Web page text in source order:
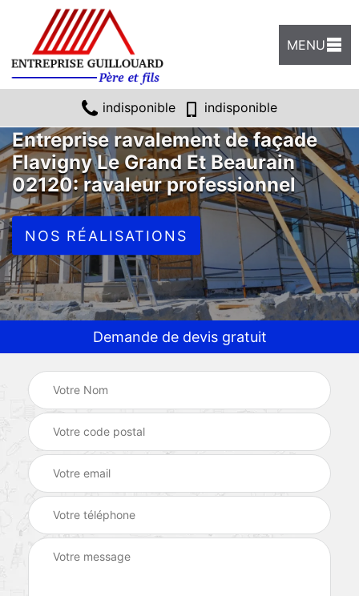
MENU
indisponible indisponible
Entreprise ravalement de façade
Flavigny Le Grand Et Beaurain
02120: ravaleur professionnel
NOS RÉALISATIONS
Demande de devis gratuit